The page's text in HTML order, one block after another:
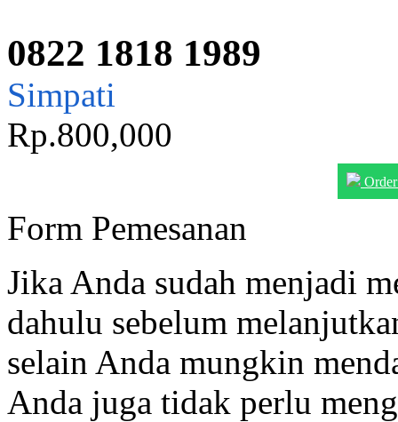
0822 1818 1989
Simpati
Rp.800,000
Form Pemesanan
Jika Anda sudah menjadi
dahulu sebelum
selain Anda mungkin
Anda juga tidak perlu